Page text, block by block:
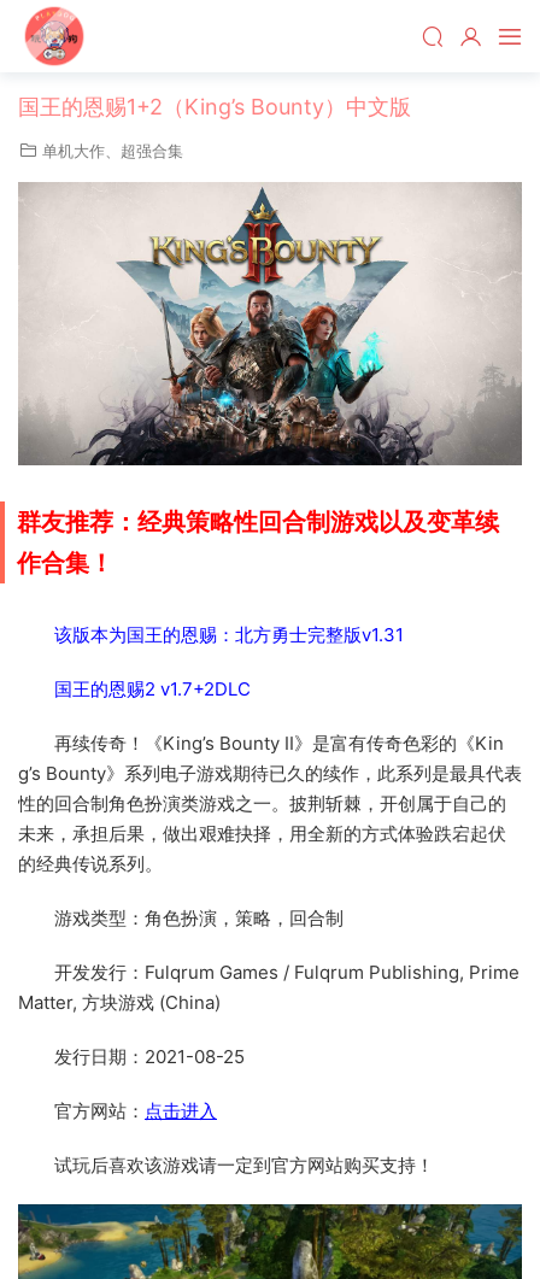
国王的恩赐1+2（King’s Bounty）中文版
单机大作 超强合集
群友推荐：经典策略性回合制游戏以及变革续
作合集！
该版本为国王的恩赐：北方勇士完整版v1.31
国王的恩赐2 v1.7+2DLC
再续传奇！《King’s Bounty II》是富有传奇色彩的《Kin
g’s Bounty》系列电子游戏期待已久的续作，此系列是最具代表
性的回合制角色扮演类游戏之一。披荆斩棘，开创属于自己的
未来，承担后果，做出艰难抉择，用全新的方式体验跌宕起伏
的经典传说系列。
游戏类型：角色扮演，策略，回合制
开发发行：Fulqrum Games / Fulqrum Publishing, Prime
Matter, 方块游戏 (China)
发行日期：2021-08-25
官方网站： 点击进入
试玩后喜欢该游戏请一定到官方网站购买支持！